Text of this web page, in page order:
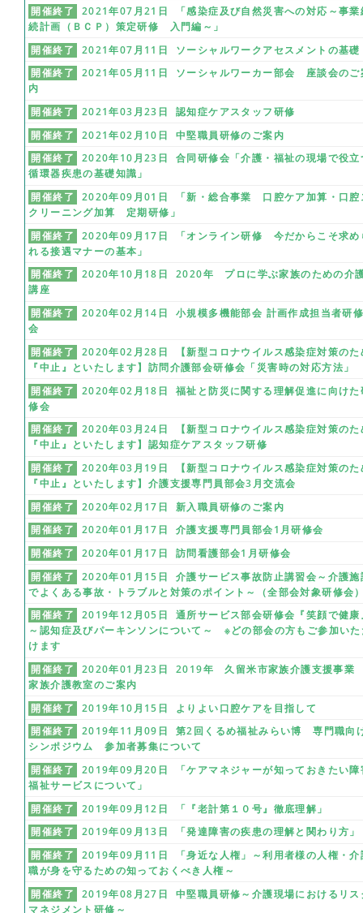
開催終了
2021年07月21日 「感染症及び自然災害への対応～事業
続計画（ＢＣＰ）策定研修 入門編～」
開催終了
2021年07月11日 ソーシャルワークアセスメントの基礎
開催終了
2021年05月11日 ソーシャルワーカー部会 座談会のご
内
開催終了
2021年03月23日 認知症ケアスタッフ研修
開催終了
2021年02月10日 中堅職員研修のご案内
開催終了
2020年10月23日 合同研修会「介護・福祉の現場で役立
循環器疾患の基礎知識」
開催終了
2020年09月01日 「新・総合事業 口腔ケア加算・口腔
クリーニング加算 定期研修」
開催終了
2020年09月17日 「オンライン研修 今だからこそ求め
れる接遇マナーの基本」
開催終了
2020年10月18日 2020年 プロに学ぶ家族のための介
講座
開催終了
2020年02月14日 小規模多機能部会 計画作成担当者研
会
開催終了
2020年02月28日 【新型コロナウイルス感染症対策のた
『中止』といたします】訪問介護部会研修会「災害時の対応方法」
開催終了
2020年02月18日 福祉と防災に関する理解促進に向けた
修会
開催終了
2020年03月24日 【新型コロナウイルス感染症対策のた
『中止』といたします】認知症ケアスタッフ研修
開催終了
2020年03月19日 【新型コロナウイルス感染症対策のた
『中止』といたします】介護支援専門員部会3月交流会
開催終了
2020年02月17日 新入職員研修のご案内
開催終了
2020年01月17日 介護支援専門員部会1月研修会
開催終了
2020年01月17日 訪問看護部会1月研修会
開催終了
2020年01月15日 介護サービス事故防止講習会～介護施
でよくある事故・トラブルと対策のポイント～（全部会対象研修会
開催終了
2019年12月05日 通所サービス部会研修会『笑顔で健康
～認知症及びパーキンソンについて～ ※どの部会の方もご参加い
けます
開催終了
2020年01月23日 2019年 久留米市家族介護支援事
家族介護教室のご案内
開催終了
2019年10月15日 よりよい口腔ケアを目指して
開催終了
2019年11月09日 第2回くるめ福祉みらい博 専門職向
シンポジウム 参加者募集について
開催終了
2019年09月20日 「ケアマネジャーが知っておきたい障
福祉サービスについて」
開催終了
2019年09月12日 「『老計第１０号』徹底理解」
開催終了
2019年09月13日 「発達障害の疾患の理解と関わり方」
開催終了
2019年09月11日 「身近な人権」～利用者様の人権・介
職が身を守るための知っておくべき人権～
開催終了
2019年08月27日 中堅職員研修～介護現場におけるリス
マネジメント研修～